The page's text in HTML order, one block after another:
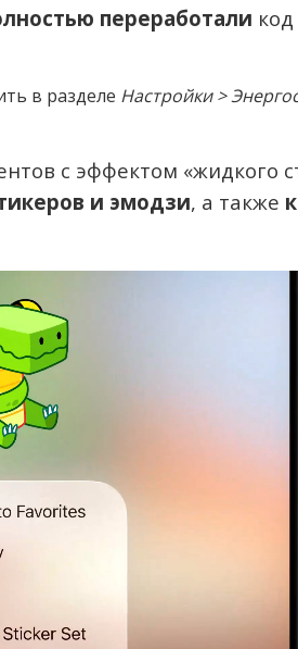
переработали
в разделе Настройки >
с эффектом «жидкого
и эмодзи, а также